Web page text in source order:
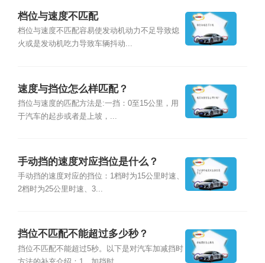
档位与速度不匹配
档位与速度不匹配容易使发动机动力不足导致熄
火或是发动机吃力导致车辆抖动...
速度与挡位怎么样匹配？
挡位与速度的匹配方法是:一挡：0至15公里，用
于汽车的起步或者是上坡，...
手动挡的速度对应挡位是什么？
手动挡的速度对应的挡位：1档时为15公里时速、
2档时为25公里时速、3...
挡位不匹配不能超过多少秒？
挡位不匹配不能超过5秒。以下是对汽车加减挡时